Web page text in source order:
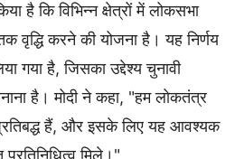
है कि विभिन्न क्षेत्रों में लोकसभा
वृद्धि करने की योजना है। यह निर्णय
गया है, जिसका उद्देश्य चुनावी
है। मोदी ने कहा, "हम लोकतंत्र
हैं, और इसके लिए यह आवश्यक
प्रतिनिधित्व मिले।"